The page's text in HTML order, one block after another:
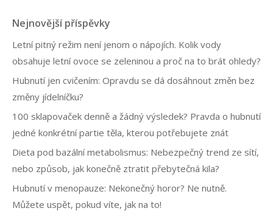
k
y
Nejnovější příspěvky
Letní pitný režim není jenom o nápojích. Kolik vody
obsahuje letní ovoce se zeleninou a proč na to brát ohledy?
Hubnutí jen cvičením: Opravdu se dá dosáhnout změn bez
změny jídelníčku?
100 sklapovaček denně a žádný výsledek? Pravda o hubnutí
jedné konkrétní partie těla, kterou potřebujete znát
Dieta pod bazální metabolismus: Nebezpečný trend ze sítí,
nebo způsob, jak konečně ztratit přebytečná kila?
Hubnutí v menopauze: Nekonečný horor? Ne nutně.
Můžete uspět, pokud víte, jak na to!